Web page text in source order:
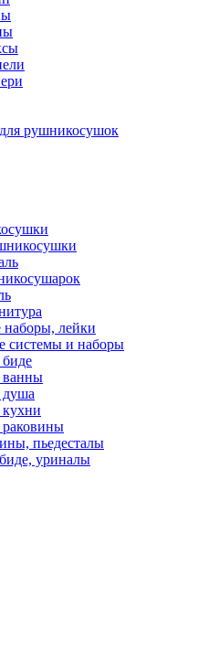
рушникосушок
лейки
системы и наборы
ванны
душа
раковины
пьедесталы
уриналы